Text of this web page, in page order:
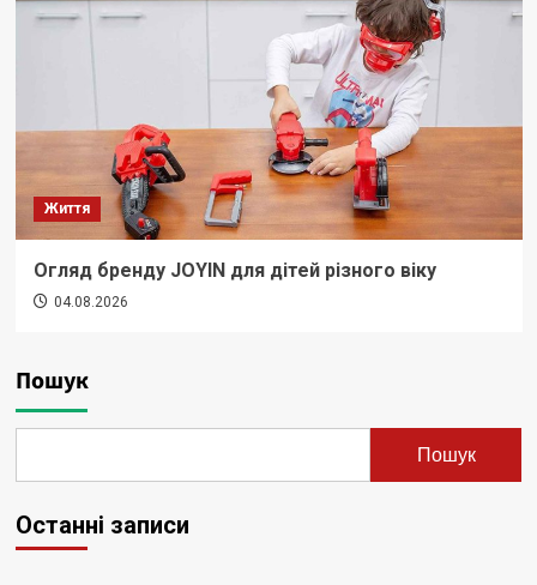
Життя
Огляд бренду JOYIN для дітей різного віку
04.08.2026
Пошук
Пошук
Останні записи